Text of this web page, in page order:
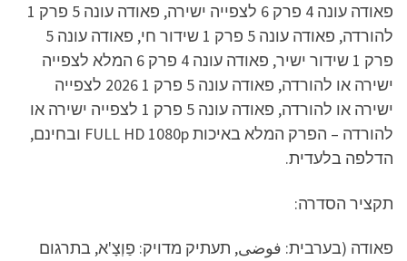
פאודה עונה 4 פרק 6 לצפייה ישירה, פאודה עונה 5 פרק 1
להורדה, פאודה עונה 5 פרק 1 שידור חי, פאודה עונה 5
פרק 1 שידור ישיר, פאודה עונה 4 פרק 6 המלא לצפייה
ישירה או להורדה, פאודה עונה 5 פרק 1 2026 לצפייה
ישירה או להורדה, פאודה עונה 5 פרק 1 לצפייה ישירה או
להורדה – הפרק המלא באיכות FULL HD 1080p ובחינם,
הדלפה בלעדית.
תקציר הסדרה:
פאודה (בערבית: فوضى, תעתיק מדויק: פַוְצָ'א, בתרגום